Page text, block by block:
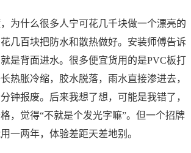
为什么很多人宁可花几千块做一个漂亮的
几百块把防水和散热做好。安装师傅告诉
是背面进水。很多便宜货用的是PVC板打
热胀冷缩，胶水脱落，雨水直接渗进去，
钟报废。后来我想了想，可能是我错了，
，觉得“不就是个发光字嘛”。但一个招牌
一两年，体验差距天差地别。